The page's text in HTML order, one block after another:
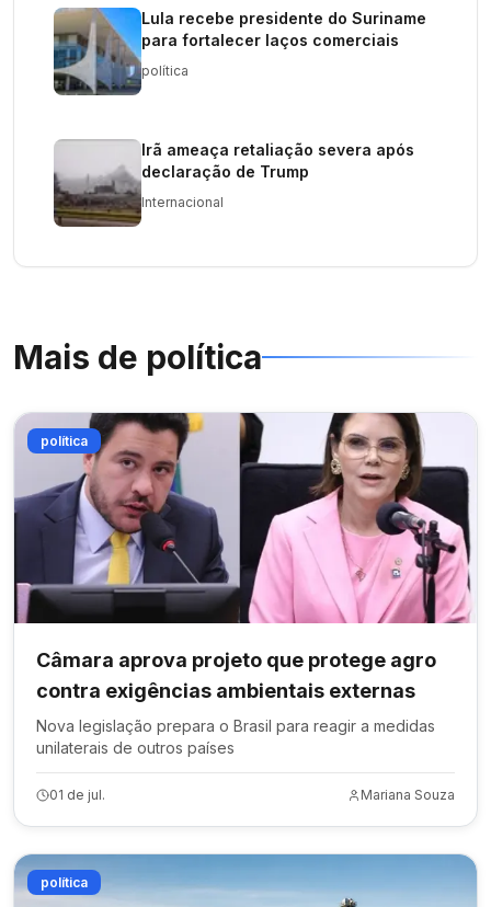
Lula recebe presidente do Suriname
para fortalecer laços comerciais
política
Irã ameaça retaliação severa após
declaração de Trump
Internacional
Mais de política
política
Câmara aprova projeto que protege agro
contra exigências ambientais externas
Nova legislação prepara o Brasil para reagir a medidas
unilaterais de outros países
01 de jul. Mariana Souza
política